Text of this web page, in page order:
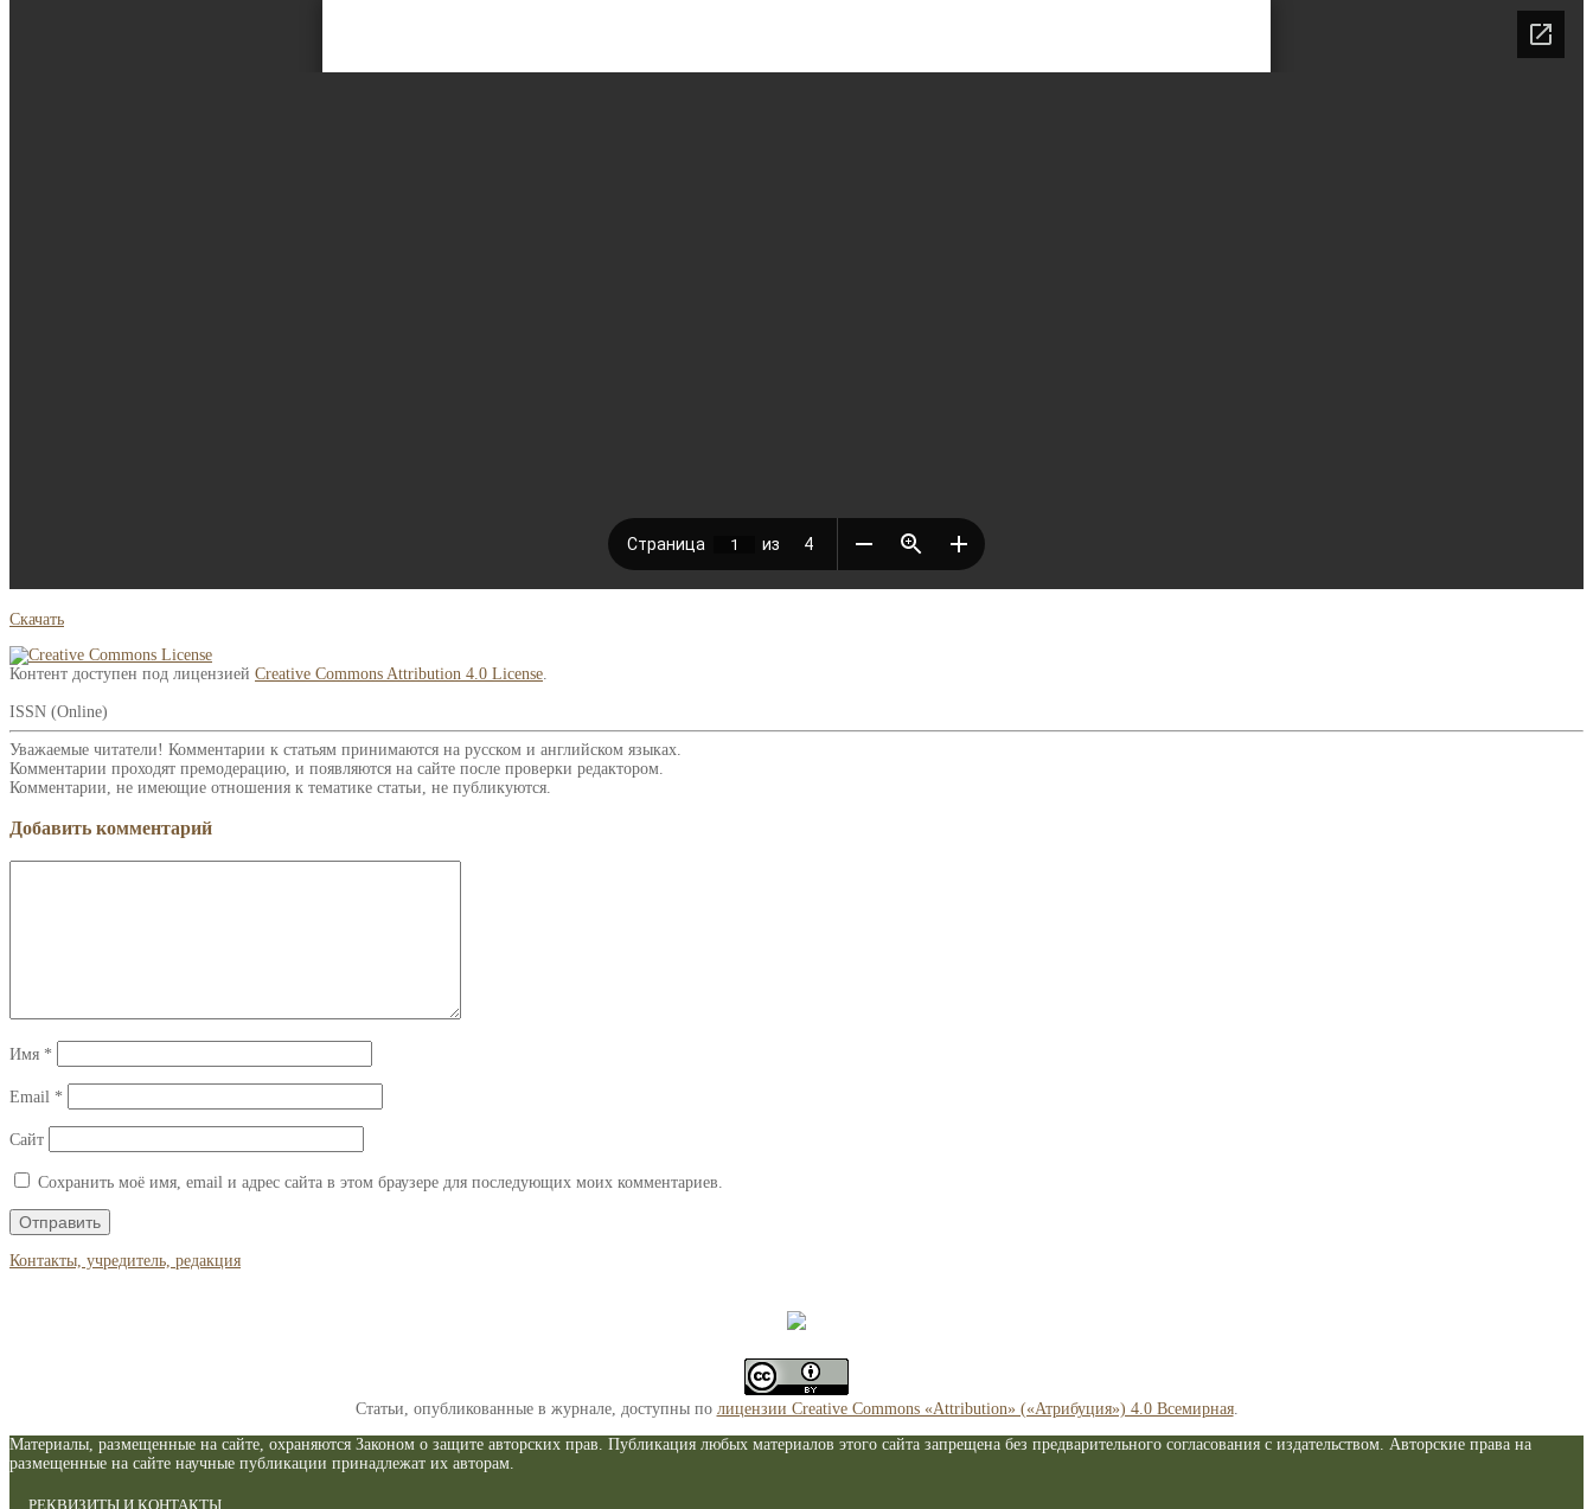
Скачать
Контент доступен под лицензией Creative Commons Attribution 4.0 License
ISSN (Online)
Уважаемые читатели! Комментарии к статьям принимаются на русском и английском языках.
Комментарии проходят премодерацию, и появляются на сайте после проверки редактором.
Комментарии, не имеющие отношения к тематике статьи, не публикуются.
Добавить комментарий
Имя *
Email *
Сайт
Сохранить моё имя, email и адрес сайта в этом браузере для последующих моих комментариев.
Контакты, учредитель, редакция
Статьи, опубликованные в журнале, доступны по лицензии Creative Commons «Attribution» («Атрибуция») 4.0 Всемирная.
Материалы, размещенные на сайте, охраняются Законом о защите авторских прав. Публикация любых материалов этого сайта запрещена без предварительного согласования с издательством. Авторские права на
размещенные на сайте научные публикации принадлежат их авторам.
РЕКВИЗИТЫ И КОНТАКТЫ